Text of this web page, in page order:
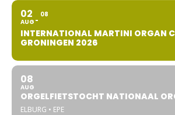
02
AUG
08
INTERNATIONAL MARTINI ORGAN
GRONINGEN 2026
08
AUG
ORGELFIETSTOCHT NATIONAAL
ELBURG • EPE